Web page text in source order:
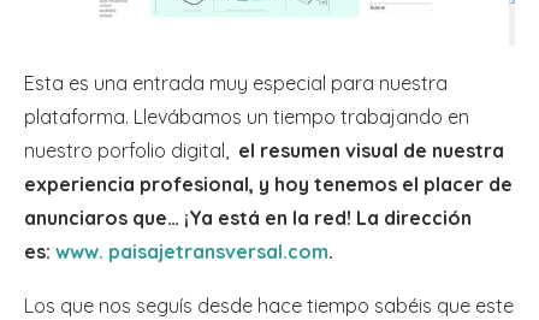
Esta es una entrada muy especial para nuestra
plataforma. Llevábamos un tiempo trabajando en
nuestro porfolio digital, el resumen visual de nuestra
experiencia profesional, y hoy tenemos el placer de
anunciaros que… ¡Ya está en la red! La dirección
es: www. paisajetransversal.com.
Los que nos seguís desde hace tiempo sabéis que este